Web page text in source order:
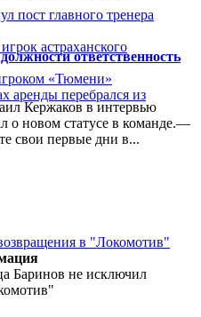
ответственность
Кержаков в интервью
о новом статусе в команде.—
свои первые дни в...
пост главного тренера
астраханского
«Тюмени»
аренды перебрался из
Баринов не исключил